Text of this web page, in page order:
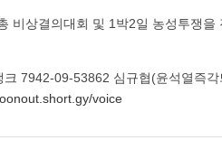
비상결의대회 및 1박2일 농성투쟁을
7942-09-53862 심규협(윤석열즉
voice